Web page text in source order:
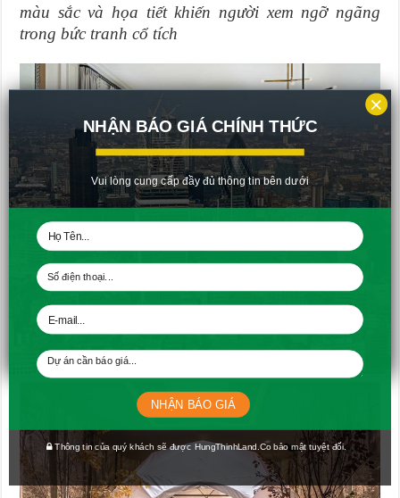
màu sắc và họa tiết khiến người xem ngỡ ngãng
trong bức tranh cổ tích
Đơn giản nhưng không kém phần tinh tế là điều mà
chúng ta phải nói đến khi nhìn thấy không gian này
NHẬN BÁO GIÁ CHÍNH THỨC
Vui lòng cung cấp đầy đủ thông tin bên dưới
Thông tin của quý khách sẽ được HungThinhLand.Co bảo mật tuyệt đối.
NHẬN BÁO GIÁ
×